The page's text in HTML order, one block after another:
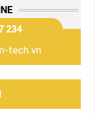
234
tech.vn